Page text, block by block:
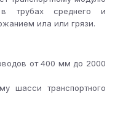
в трубах среднего и
ила или грязи.
от 400 мм до 2000
шасси транспортного